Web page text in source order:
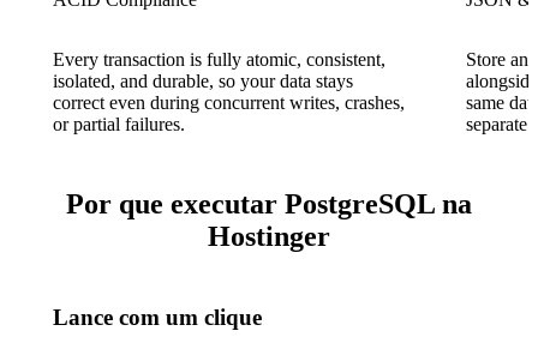
Every transaction is fully atomic, consistent,
isolated, and durable, so your data stays
correct even during concurrent writes, crashes,
or partial failures.
Store
same
separate
Por que executar PostgreSQL na
Hostinger
Lance com um clique